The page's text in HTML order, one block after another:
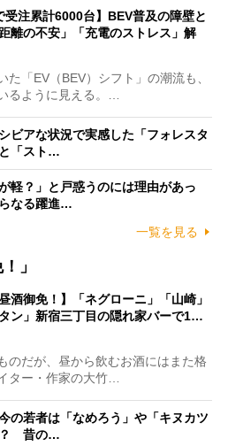
受注累計6000台】BEV普及の障壁と
離の不安」「充電のストレス」解
「EV（BEV）シフト」の潮流も、
るように見える。…
ビアな状況で実感した「フォレスタ
「スト…
軽？」と戸惑うのには理由があっ
なる躍進…
一覧を見る
」
酒御免！】「ネグローニ」「山崎」
タン」新宿三丁目の隠れ家バーで1…
だが、昼から飲むお酒にはまた格
ー・作家の大竹…
の若者は「なめろう」や「キヌカツ
？ 昔の…